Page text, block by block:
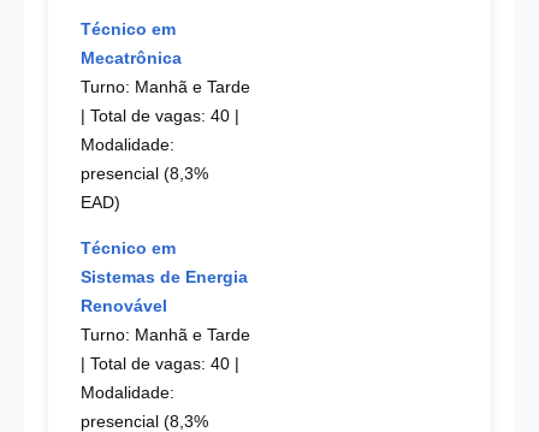
Técnico em
Mecatrônica
Turno: Manhã e Tarde
| Total de vagas: 40
Modalidade:
presencial (8,3%
EAD)
Técnico em
Sistemas de Energia
Renovável
Turno: Manhã e Tarde
| Total de vagas: 40 |
Modalidade:
presencial (8,3%